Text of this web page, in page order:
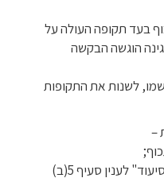
בעד תקופה העולה על
הוגשה הבקשה
לשנות את התקופות
(2) הגדרות של "צרכי מחייה" ו"צרכי סיעוד" לענין סעיף 5(ב)